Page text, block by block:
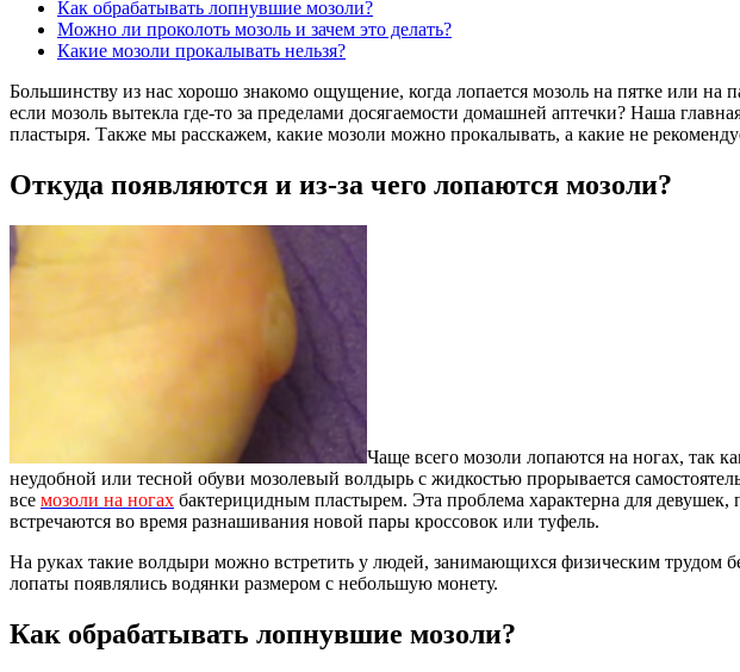
Как обрабатывать лопнувшие мозоли?
Можно ли проколоть мозоль и зачем это делать?
Какие мозоли прокалывать нельзя?
Большинству из нас хорошо знакомо ощущение, когда лопается мозоль на пятке или
если мозоль вытекла где-то за пределами досягаемости домашней аптечки? Наша
пластыря. Также мы расскажем, какие мозоли можно прокалывать, а какие не
Откуда появляются и из-за чего лопаются мозоли?
Чаще всего мозоли лопаются на ногах, так
неудобной или тесной обуви мозолевый волдырь с жидкостью прорывается
все мозоли на ногах бактерицидным пластырем. Эта проблема характерна для
встречаются во время разнашивания новой пары кроссовок или туфель.
На руках такие волдыри можно встретить у людей, занимающихся физическим трудом
лопаты появлялись водянки размером с небольшую монету.
Как обрабатывать лопнувшие мозоли?